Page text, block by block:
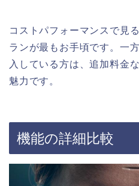
コストパフォーマンスで見
ランが最もお手頃です。一
入している方は、追加料金
魅力です。
機能の詳細比較